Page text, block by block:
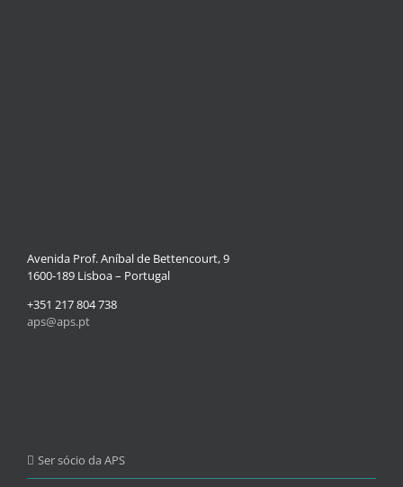
Avenida Prof. Aníbal de Bettencourt, 9
1600-189 Lisboa – Portugal
+351 217 804 738
aps@aps.pt
Ser sócio da APS